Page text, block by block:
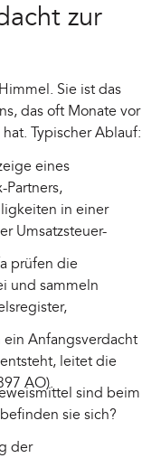
zur
Sie ist das
das oft Monate vor
Typischer Ablauf:
eines
in einer
Umsatzsteuer-
prüfen die
und sammeln
Anfangsverdacht
leitet die
AO).
sind beim
sie sich?
der